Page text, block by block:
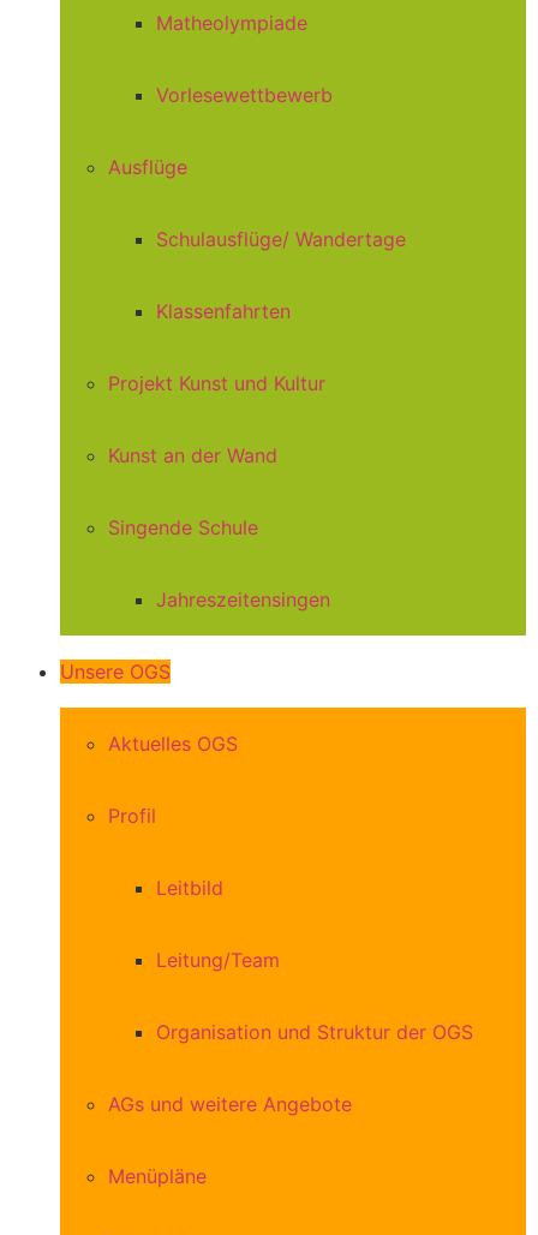
Matheolympiade
Vorlesewettbewerb
Ausflüge
Schulausflüge/ Wandertage
Klassenfahrten
Projekt Kunst und Kultur
Kunst an der Wand
Singende Schule
Jahreszeitensingen
Unsere OGS
Aktuelles OGS
Profil
Leitbild
Leitung/Team
Organisation und Struktur der OGS
AGs und weitere Angebote
Menüpläne